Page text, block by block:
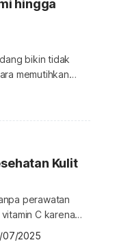
hingga
bikin tidak
memutihkan
bagian paha
yang memberi
Kulit
perawatan
C karena
yang
buah yang
07/2025